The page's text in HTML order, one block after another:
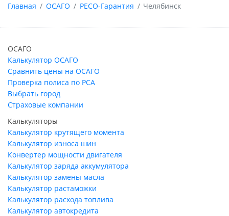
Главная ОСАГО РЕСО-Гарантия Челябинск
ОСАГО
Калькулятор ОСАГО
Сравнить цены на ОСАГО
Проверка полиса по РСА
Выбрать город
Страховые компании
Калькуляторы
Калькулятор крутящего момента
Калькулятор износа шин
Конвертер мощности двигателя
Калькулятор заряда аккумулятора
Калькулятор замены масла
Калькулятор растаможки
Калькулятор расхода топлива
Калькулятор автокредита